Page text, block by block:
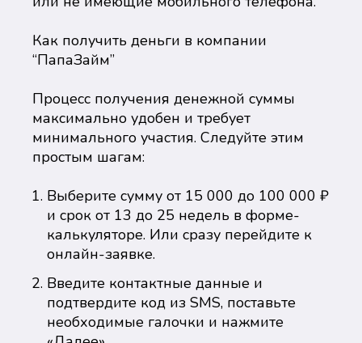
Как получить деньги в компании
“ПапаЗайм”
Процесс получения денежной суммы
максимально удобен и требует
минимального участия. Следуйте этим
простым шагам:
Выберите сумму от 15 000 до 100 000 ₽
и срок от 13 до 25 недель в форме-
калькуляторе. Или сразу перейдите к
онлайн-заявке.
Введите контактные данные и
подтвердите код из SMS, поставьте
необходимые галочки и нажмите